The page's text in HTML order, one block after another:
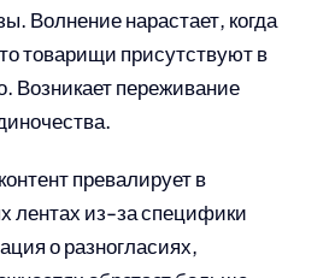
Волнение нарастает, когда
товарищи присутствуют в
Возникает переживание
превалирует в
лентах из-за специфики
о разногласиях,